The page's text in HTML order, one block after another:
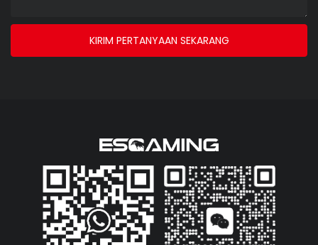
KIRIM PERTANYAAN SEKARANG